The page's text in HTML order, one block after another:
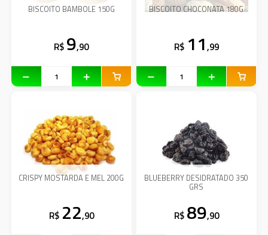
BISCOITO BAMBOLE 150G
R$ 9,90
BISCOITO CHOCONATA 180G
R$ 11,99
CRISPY MOSTARDA E MEL 200G
R$ 22,90
BLUEBERRY DESIDRATADO 350
GRS
R$ 89,90